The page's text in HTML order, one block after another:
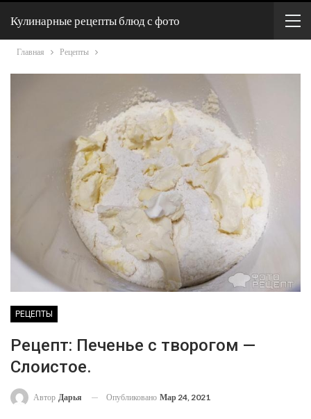
Кулинарные рецепты блюд с фото
Главная Рецепты
РЕЦЕПТЫ
Рецепт: Печенье с творогом —
Слоистое.
Автор Дарья Опубликовано Мар 24, 2021